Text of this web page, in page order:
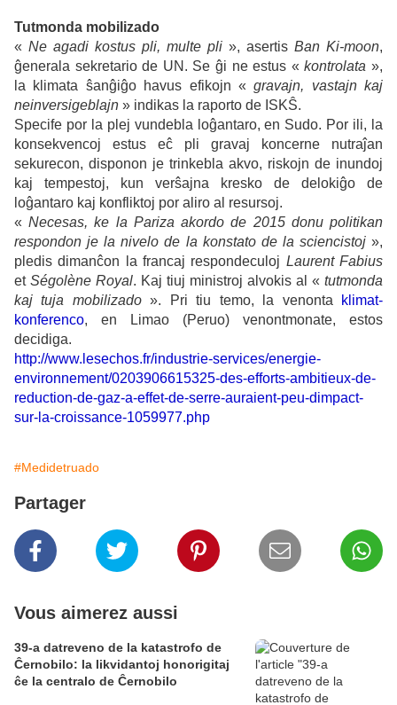
Tutmonda mobilizado
« Ne agadi kostus pli, multe pli », asertis Ban Ki-moon,
ĝenerala sekretario de UN. Se ĝi ne estus «kontrolata »,
la klimata ŝanĝiĝo havus efikojn «gravajn, vastajn kaj
neinversigeblajn » indikas la raporto de ISKŜ.
Specife por la plej vundebla loĝantaro, en Sudo. Por ili, la
konsekvencoj estus eĉ pli gravaj koncerne nutraĵan
sekurecon, disponon je trinkebla akvo, riskojn de inundoj
kaj tempestoj, kun verŝajna kresko de delokiĝo de
loĝantaro kaj konfliktoj por aliro al resursoj.
«Necesas, ke la Pariza akordo de 2015 donu politikan
respondon je la nivelo de la konstato de la sciencistoj »,
pledis dimanĉon la francaj respondeculoj Laurent Fabius
et Ségolène Royal. Kaj tiuj ministroj alvokis al « tutmonda
kaj tuja mobilizado». Pri tiu temo, la venonta
klimat-
konferenco, en Limao (Peruo) venontmonate, estos
decidiga.
http://www.lesechos.fr/industrie-services/energie-
environnement/0203906615325-des-efforts-ambitieux-de-
reduction-de-gaz-a-effet-de-serre-auraient-peu-dimpact-
sur-la-croissance-1059977.php
#Medidetruado
Partager
Vous aimerez aussi
39-a datreveno de la katastrofo de
Ĉernobilo: la likvidantoj honorigitaj
ĉe la centralo de Ĉernobilo